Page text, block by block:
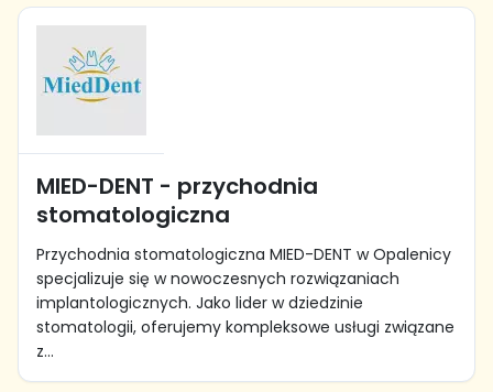
MIED-DENT - przychodnia
stomatologiczna
Przychodnia stomatologiczna MIED-DENT w Opalenicy
specjalizuje się w nowoczesnych rozwiązaniach
implantologicznych. Jako lider w dziedzinie
stomatologii, oferujemy kompleksowe usługi związane
z...